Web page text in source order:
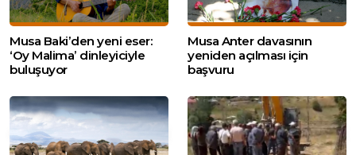
Musa Baki’den yeni eser:
‘Oy Malima’ dinleyiciyle
buluşuyor
Musa Anter davasının
yeniden açılması için
başvuru